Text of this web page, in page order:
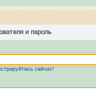
и пароль
сейчас!